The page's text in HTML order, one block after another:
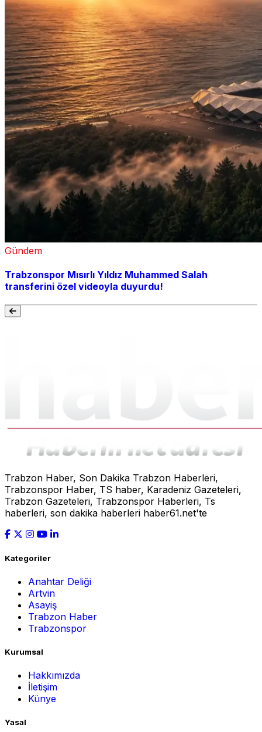
Gündem
Trabzonspor Mısırlı Yıldız Muhammed Salah
transferini özel videoyla duyurdu!
Trabzon Haber, Son Dakika Trabzon Haberleri,
Trabzonspor Haber, TS haber, Karadeniz Gazeteleri,
Trabzon Gazeteleri, Trabzonspor Haberleri, Ts
haberleri, son dakika haberleri haber61.net'te
Kategoriler
Anahtar Deliği
Artvin
Asayiş
Trabzon Haber
Trabzonspor
Kurumsal
Hakkımızda
İletişim
Künye
Yasal